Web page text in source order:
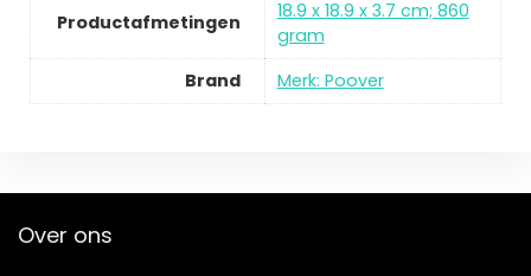
Productafmetingen
18.9 x 18.9 x 3.7 cm; 860
gram
Brand
Merk: Poover
Over ons